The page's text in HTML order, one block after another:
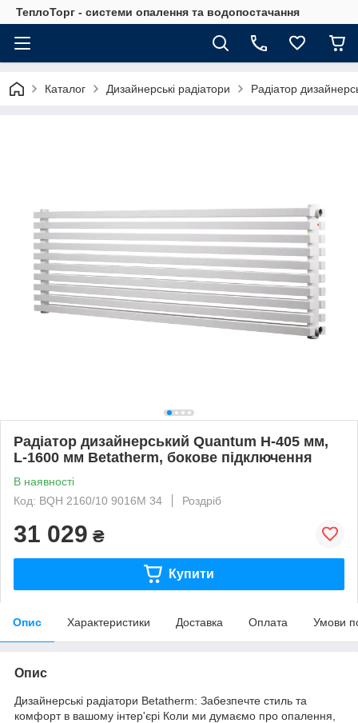
ТеплоТорг - системи опалення та водопостачання
Каталог Дизайнерські радіатори Радіатор
Радіатор дизайнерський Quantum H-405 мм,
L-1600 мм Betatherm, бокове підключення
В наявності
Код: BQH 2160/10 9016M 34
Роздріб
31 029 ₴
Купити
Опис Характеристики Доставка Оплата Умови
Опис
Дизайнерські радіатори Betatherm: Забезпечте стиль та
комфорт в вашому інтер'єрі Коли ми думаємо про опалення,